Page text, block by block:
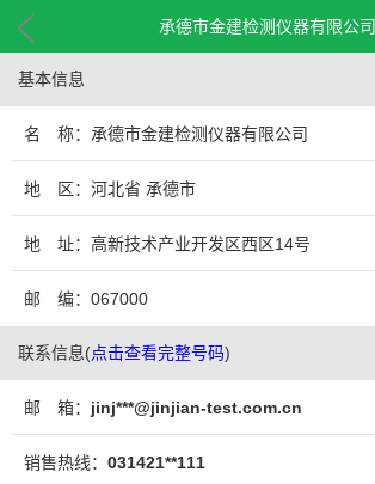
承德市金建检测仪器有限公司
基本信息
名 称：承德市金建检测仪器有限公司
地 区：河北省 承德市
地 址：高新技术产业开发区西区14号
邮 编：067000
联系信息(点击查看完整号码)
邮 箱： jinj***@jinjian-test.com.cn
销售热线： 031421**111